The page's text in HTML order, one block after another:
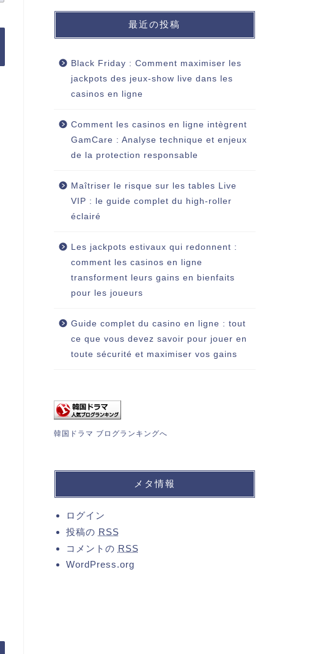
最近の投稿
Black Friday : Comment maximiser les
jackpots des jeux‑show live dans les
casinos en ligne
Comment les casinos en ligne intègrent
GamCare : Analyse technique et enjeux
de la protection responsable
Maîtriser le risque sur les tables Live
VIP : le guide complet du high‑roller
éclairé
Les jackpots estivaux qui redonnent :
comment les casinos en ligne
transforment leurs gains en bienfaits
pour les joueurs
Guide complet du casino en ligne : tout
ce que vous devez savoir pour jouer en
toute sécurité et maximiser vos gains
韓国ドラマ ブログランキングへ
メタ情報
ログイン
投稿の RSS
コメントの RSS
WordPress.org